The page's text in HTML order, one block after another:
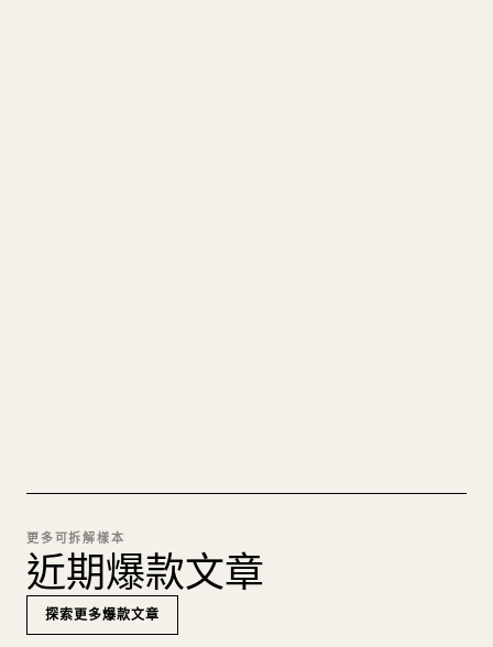
更多可拆解樣本
近期爆款文章
探索更多爆款文章